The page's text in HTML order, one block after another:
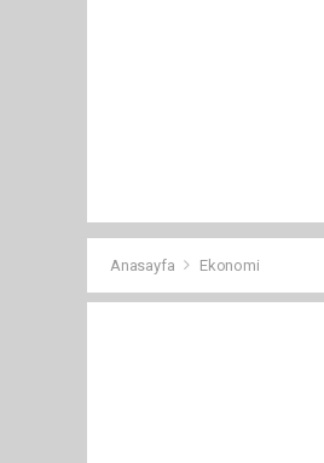
Anasayfa Ekonomi